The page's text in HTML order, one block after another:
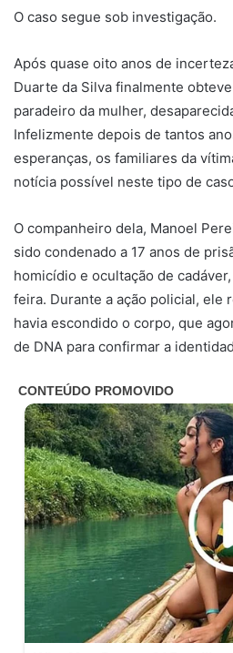
O caso segue sob investigação.
Após quase oito anos de
Duarte da Silva finalmente
paradeiro da mulher,
Infelizmente depois de tantos
esperanças, os familiares da
notícia possível neste tipo de
O companheiro dela, Manoel
sido condenado a 17 anos de
homicídio e ocultação de
feira. Durante a ação policial, ele
havia escondido o corpo, que
de DNA para confirmar a